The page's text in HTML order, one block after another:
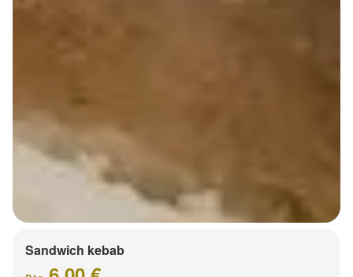
Sandwich kebab